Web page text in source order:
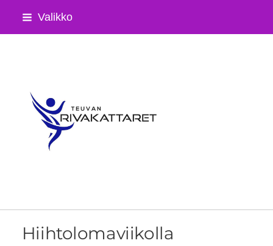
Siirry
Valikko
Teuvan Rivakattaret ry
Hiihtolomaviikolla